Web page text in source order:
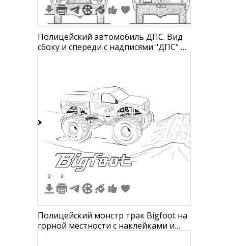
Полицейский автомобиль ДПС. Вид
сбоку и спереди с надписями "ДПС" и
2 2
Полицейский монстр трак Bigfoot на
горной местности с наклейками и